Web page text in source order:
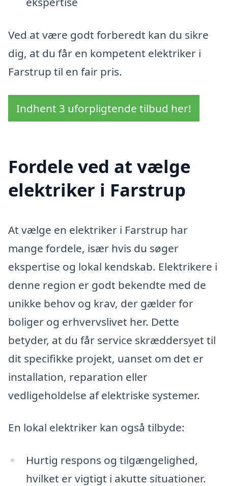
Ved at være godt forberedt kan du sikre
dig, at du får en kompetent elektriker i
Farstrup til en fair pris.
Indhent 3 uforpligtende tilbud her!
Fordele ved at vælge
elektriker i Farstrup
At vælge en elektriker i Farstrup har
mange fordele, især hvis du søger
ekspertise og lokal kendskab. Elektrikere i
denne region er godt bekendte med de
unikke behov og krav, der gælder for
boliger og erhvervslivet her. Dette
betyder, at du får service skræddersyet til
dit specifikke projekt, uanset om det er
installation, reparation eller
vedligeholdelse af elektriske systemer.
En lokal elektriker kan også tilbyde:
Hurtig respons og tilgængelighed,
hvilket er vigtigt i akutte situationer.